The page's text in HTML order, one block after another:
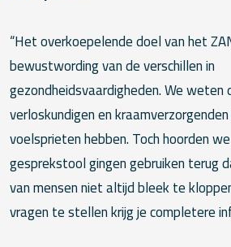
“Het overkoepelende doel van het
bewustwording van de verschillen in
gezondheidsvaardigheden. We weten
verloskundigen en
voelsprieten hebben. Toch hoorden
gesprekstool gingen gebruiken terug
van mensen niet altijd bleek te
vragen te stellen krijg je completere